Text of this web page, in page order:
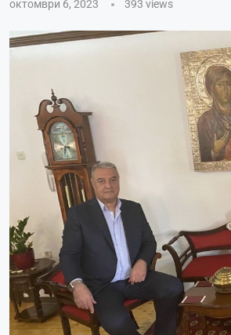
октомври 6, 2023 393 views